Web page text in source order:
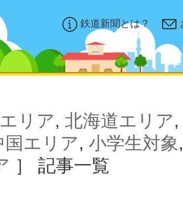
鉄道新聞とは？
リア, 北海道エリア,
国エリア, 小学生対象,
］ 記事一覧